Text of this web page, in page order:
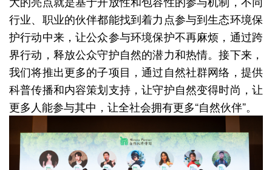
行业、职业的伙伴都能找到着力点参与到生态环境保
护行动中来，让公众参与环境保护不再麻烦，通过跨
界行动，释放公众守护自然的潜力和热情。接下来，
我们将推出更多的子项目，通过自然社群网络，提供
科普传播和内容策划支持，让守护自然变得时尚，让
更多人能参与其中，让全社会拥有更多“自然伙伴”。